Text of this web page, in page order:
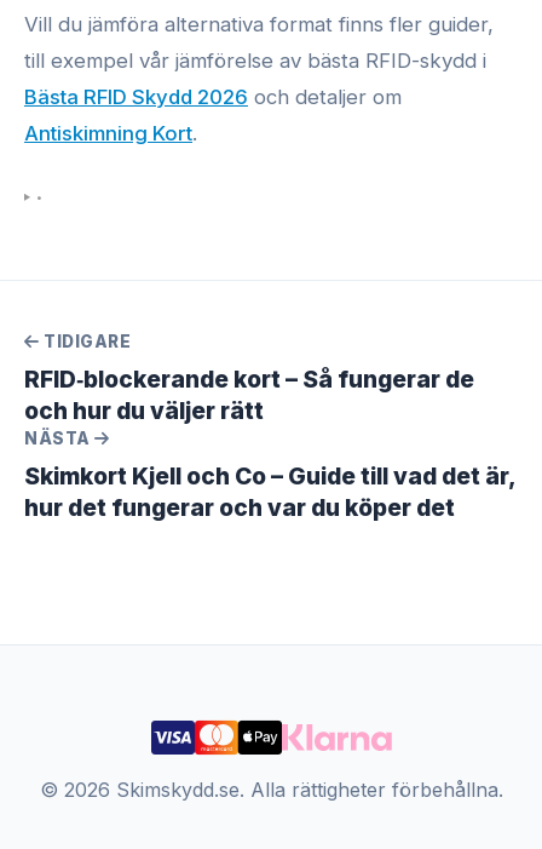
Vill du jämföra alternativa format finns fler guider,
till exempel vår jämförelse av bästa RFID-skydd i
Bästa RFID Skydd 2026 och detaljer om
Antiskimning Kort.
•
TIDIGARE
RFID‑blockerande kort – Så fungerar de
och hur du väljer rätt
NÄSTA
Skimkort Kjell och Co – Guide till vad det är,
hur det fungerar och var du köper det
© 2026 Skimskydd.se. Alla rättigheter förbehållna.